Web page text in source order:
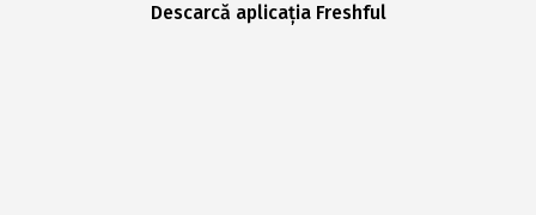
Descarcă aplicația Freshful